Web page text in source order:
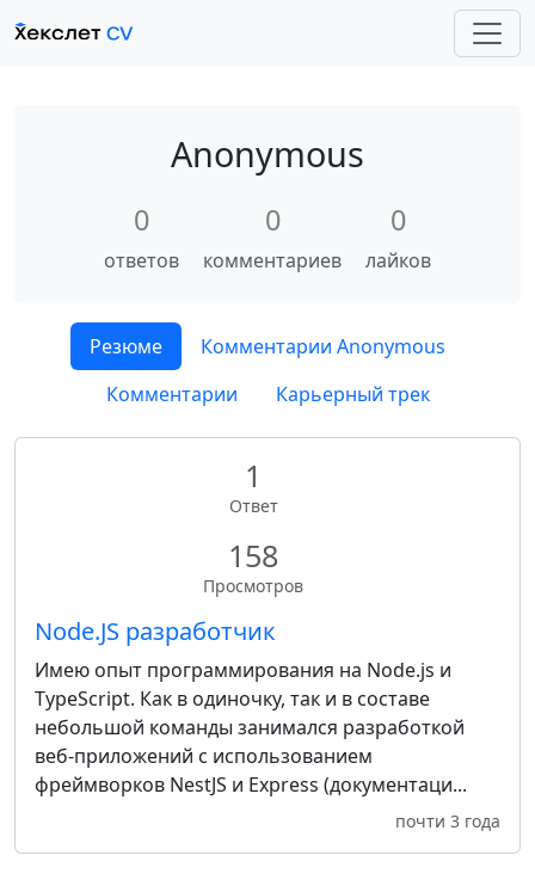
Anonymous
0
ответов
0
комментариев
0
лайков
Резюме
Комментарии Anonymous
Комментарии
Карьерный трек
1
Ответ
158
Просмотров
Node.JS разработчик
Имею опыт программирования на Node.js и
TypeScript. Как в одиночку, так и в составе
небольшой команды занимался разработкой
веб-приложений с использованием
фреймворков NestJS и Express (документаци...
почти 3 года